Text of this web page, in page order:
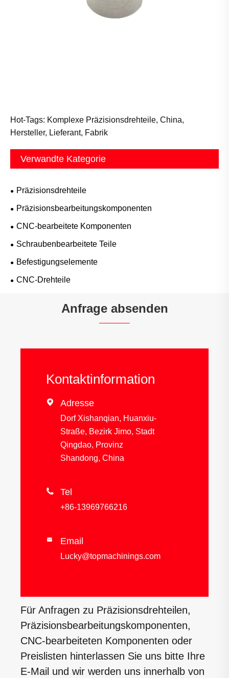
Hot-Tags: Komplexe Präzisionsdrehteile, China,
Hersteller, Lieferant, Fabrik
Verwandte Kategorie
Präzisionsdrehteile
Präzisionsbearbeitungskomponenten
CNC-bearbeitete Komponenten
Schraubenbearbeitete Teile
Befestigungselemente
CNC-Drehteile
Anfrage absenden
Kontaktinformation
 Adresse
Dorf Xishanqian, Huanxiu-
Straße, Bezirk Jimo, Stadt
Qingdao, Provinz
Shandong, China
 Tel
+86-13969766216
 Email
Lucky@topmachinings.com
Für Anfragen zu Präzisionsdrehteilen,
Präzisionsbearbeitungskomponenten,
CNC-bearbeiteten Komponenten oder
Preislisten hinterlassen Sie uns bitte Ihre
E-Mail und wir werden uns innerhalb von